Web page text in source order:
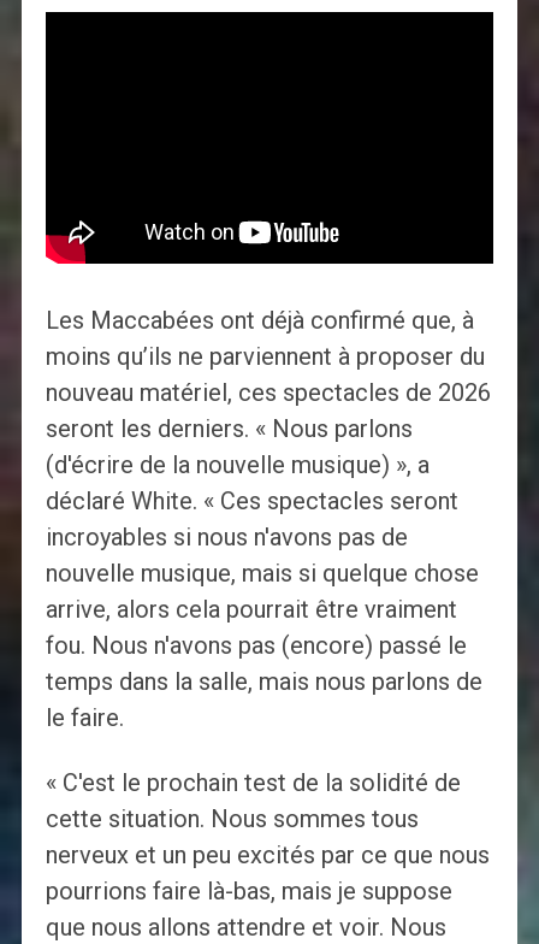
Les Maccabées ont déjà confirmé que, à
moins qu’ils ne parviennent à proposer du
nouveau matériel, ces spectacles de 2026
seront les derniers. « Nous parlons
(d'écrire de la nouvelle musique) », a
déclaré White. « Ces spectacles seront
incroyables si nous n'avons pas de
nouvelle musique, mais si quelque chose
arrive, alors cela pourrait être vraiment
fou. Nous n'avons pas (encore) passé le
temps dans la salle, mais nous parlons de
le faire.
« C'est le prochain test de la solidité de
cette situation. Nous sommes tous
nerveux et un peu excités par ce que nous
pourrions faire là-bas, mais je suppose
que nous allons attendre et voir. Nous